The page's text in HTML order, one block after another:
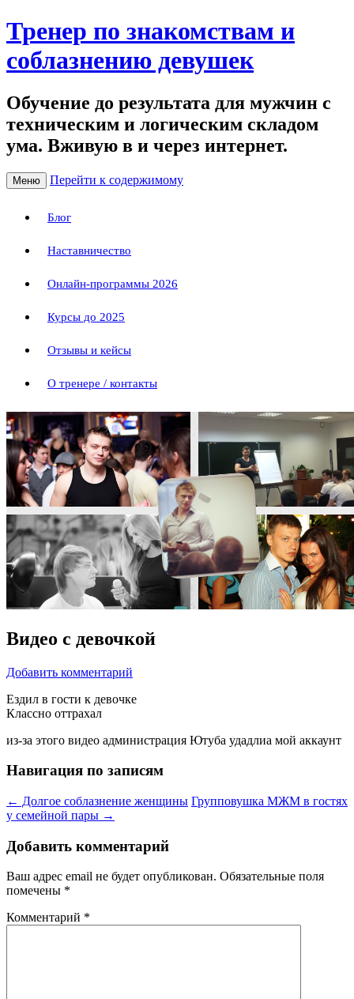
Тренер по знакомствам и
соблазнению девушек
Обучение до результата для мужчин с
техническим и логическим складом
ума. Вживую в и через интернет.
Меню Перейти к содержимому
Блог
Наставничество
Онлайн-программы 2026
Курсы до 2025
Отзывы и кейсы
О тренере / контакты
Видео с девочкой
Добавить комментарий
Ездил в гости к девочке
Классно оттрахал
из-за этого видео администрация Ютуба удадлиа мой аккаунт
Навигация по записям
← Долгое соблазнение женщины Групповушка МЖМ в гостях
у семейной пары →
Добавить комментарий
Ваш адрес email не будет опубликован. Обязательные поля
помечены *
Комментарий *